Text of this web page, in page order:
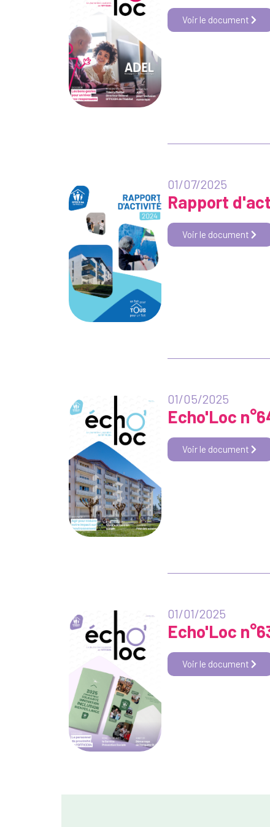
Voir le document
01/07/2025
Rapport
Voir le document
01/05/2025
Echo'Loc
Voir le document
01/01/2025
Echo'Loc
Voir le document